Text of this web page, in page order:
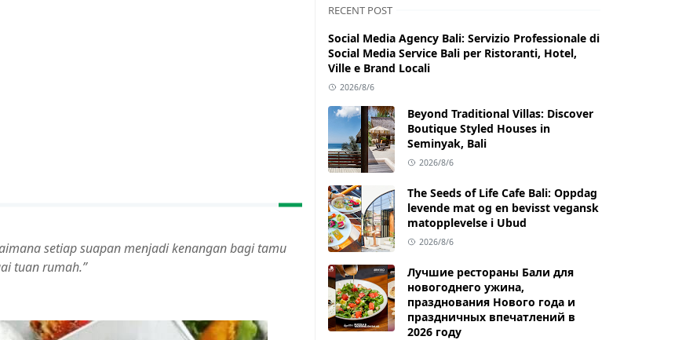
setiap suapan menjadi kenangan bagi tamu
tuan rumah.”
RECENT POST
Social Media Agency Bali: Servizio Professionale di
Social Media Service Bali per Ristoranti, Hotel,
Ville e Brand Locali
2026/8/6
Beyond Traditional Villas: Discover
Boutique Styled Houses in
Seminyak, Bali
2026/8/6
The Seeds of Life Cafe Bali: Oppdag
levende mat og en bevisst vegansk
matopplevelse i Ubud
2026/8/6
Лучшие рестораны Бали для
новогоднего ужина,
празднования Нового года и
праздничных впечатлений в
2026 году